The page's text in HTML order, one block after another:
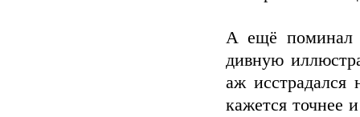
А ещё
дивную
аж исстрадался
кажется точнее